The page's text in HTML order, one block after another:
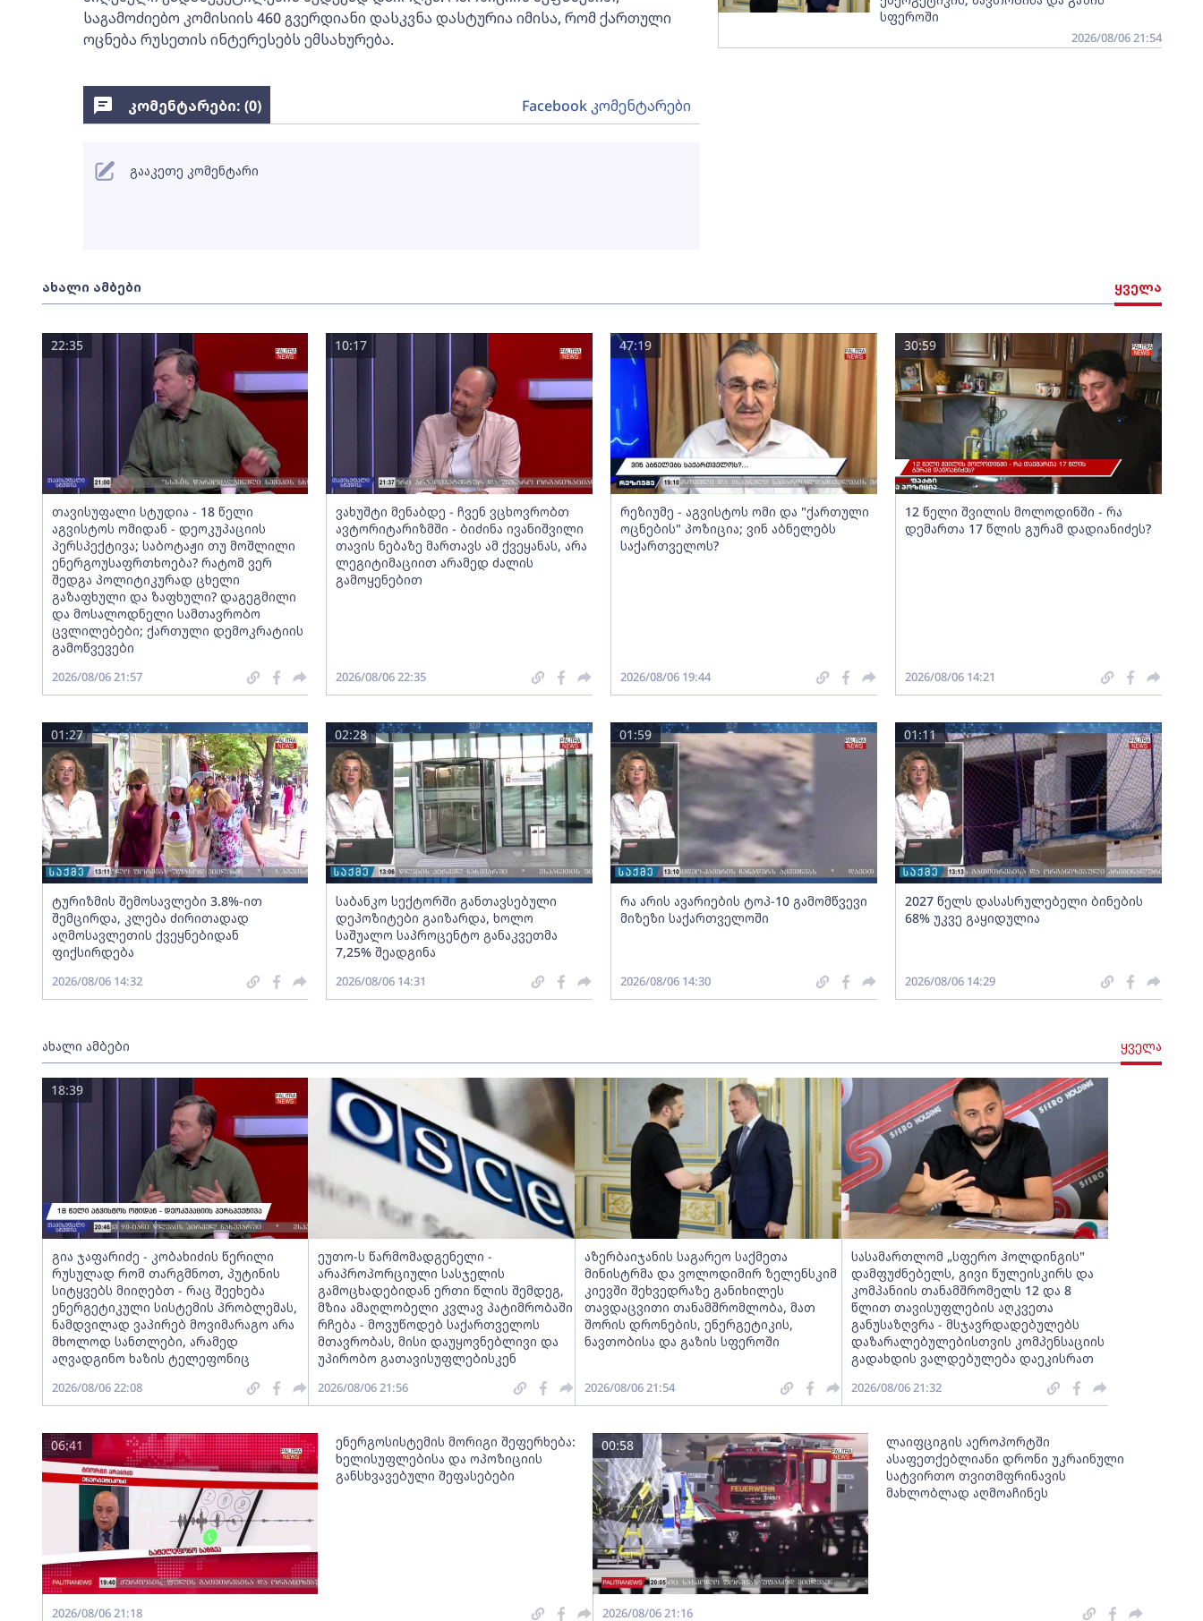
საგამოძიებო კომისიის 460 გვერდიანი დასკვნა დასტურია იმისა, რომ ქართული
ოცნება რუსეთის ინტერესებს ემსახურება.
სფეროში
2026/08/06 21:54
ახალი ამბები ყველა
თავისუფალი სტუდია - 18 წელი
აგვისტოს ომიდან - დეოკუპაციის
პერსპექტივა; საბოტაჟი თუ მოშლილი
ენერგოუსაფრთხოება? რატომ ვერ
შედგა პოლიტიკურად ცხელი
გაზაფხული და ზაფხული? დაგეგმილი
და მოსალოდნელი სამთავრობო
ცვლილებები; ქართული დემოკრატიის
გამოწვევები
22:35
2026/08/06 21:57
ვახუშტი მენაბდე - ჩვენ ვცხოვრობთ
ავტორიტარიზმში - ბიძინა ივანიშვილი
თავის ნებაზე მართავს ამ ქვეყანას, არა
ლეგიტიმაციით არამედ ძალის
გამოყენებით
10:17
2026/08/06 22:35
რეზიუმე - აგვისტოს ომი და "ქართული
ოცნების" პოზიცია; ვინ აბნელებს
საქართველოს?
47:19
2026/08/06 19:44
12 წელი შვილის მოლოდინში - რა
დემართა 17 წლის გურამ დადიანიძეს?
30:59
2026/08/06 14:21
ტურიზმის შემოსავლები 3.8%-ით
შემცირდა, კლება ძირითადად
აღმოსავლეთის ქვეყნებიდან
ფიქსირდება
01:27
2026/08/06 14:32
საბანკო სექტორში განთავსებული
დეპოზიტები გაიზარდა, ხოლო
საშუალო საპროცენტო განაკვეთმა
7,25% შეადგინა
02:28
2026/08/06 14:31
რა არის ავარიების ტოპ-10 გამომწვევი
მიზეზი საქართველოში
01:59
2026/08/06 14:30
2027 წელს დასასრულებელი ბინების
68% უკვე გაყიდულია
01:11
2026/08/06 14:29
ახალი ამბები ყველა
გია ჯაფარიძე - კობახიძის წერილი
რუსულად რომ თარგმნოთ, პუტინის
სიტყვებს მიიღებთ - რაც შეეხება
ენერგეტიკული სისტემის პრობლემას,
ნამდვილად ვაპირებ მოვიმარაგო არა
მხოლოდ სანთლები, არამედ
აღვადგინო ხაზის ტელეფონიც
18:39
2026/08/06 22:08
ეუთო-ს წარმომადგენელი -
არაპროპორციული სასჯელის
გამოცხადებიდან ერთი წლის შემდეგ,
მზია ამაღლობელი კვლავ პატიმრობაში
რჩება - მოვუწოდებ საქართველოს
მთავრობას, მისი დაუყოვნებლივი და
უპირობო გათავისუფლებისკენ
2026/08/06 21:56
აზერბაიჯანის საგარეო საქმეთა
მინისტრმა და ვოლოდიმირ ზელენსკიმ
კიევში შეხვედრაზე განიხილეს
თავდაცვითი თანამშრომლობა, მათ
შორის დრონების, ენერგეტიკის,
ნავთობისა და გაზის სფეროში
2026/08/06 21:54
სასამართლომ „სფერო ჰოლდინგის"
დამფუძნებელს, გივი წულეისკირს და
კომპანიის თანამშრომელს 12 და 8
წლით თავისუფლების აღკვეთა
განუსაზღვრა - მსჯავრდადებულებს
დაზარალებულებისთვის კომპენსაციის
გადახდის ვალდებულება დაეკისრათ
2026/08/06 21:32
ენერგოსისტემის მორიგი შეფერხება:
ხელისუფლებისა და ოპოზიციის
განსხვავებული შეფასებები
06:41
2026/08/06 21:18
ლაიფციგის აეროპორტში
ასაფეთქებლიანი დრონი უკრაინული
სატვირთო თვითმფრინავის
მახლობლად აღმოაჩინეს
00:58
2026/08/06 21:16
კომენტარები: (0) Facebook კომენტარები
გააკეთე კომენტარი